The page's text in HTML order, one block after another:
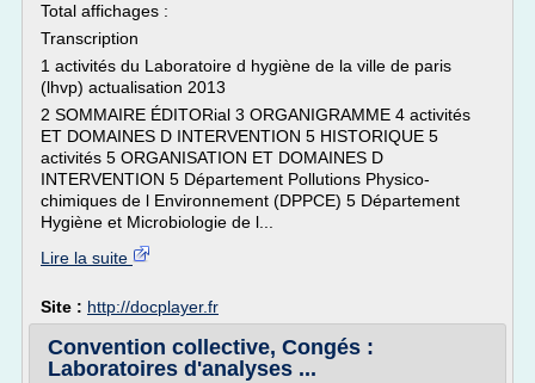
Total affichages :
Transcription
1 activités du Laboratoire d hygiène de la ville de paris
(lhvp) actualisation 2013
2 SOMMAIRE ÉDITORial 3 ORGANIGRAMME 4 activités
ET DOMAINES D INTERVENTION 5 HISTORIQUE 5
activités 5 ORGANISATION ET DOMAINES D
INTERVENTION 5 Département Pollutions Physico-
chimiques de l Environnement (DPPCE) 5 Département
Hygiène et Microbiologie de l...
Lire la suite
Site : http://docplayer.fr
Convention collective, Congés :
Laboratoires d'analyses ...